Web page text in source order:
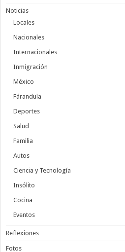
Noticias
Locales
Nacionales
Internacionales
Inmigración
México
Fárandula
Deportes
Salud
Familia
Autos
Ciencia y Tecnología
Insólito
Cocina
Eventos
Reflexiones
Fotos